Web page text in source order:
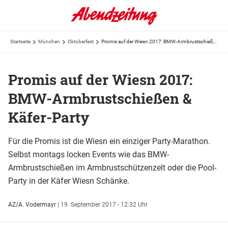
Startseite München Oktoberfest
Promis auf der Wiesn 2017:
BMW-Armbrustschießen &
Käfer-Party
Für die Promis ist die Wiesn ein einziger Party-Marathon.
Selbst montags locken Events wie das BMW-
Armbrustschießen im Armbrustschützenzelt oder die Pool-
Party in der Käfer Wiesn Schänke.
AZ/A. Vodermayr | 19. September 2017 - 12:32 Uhr